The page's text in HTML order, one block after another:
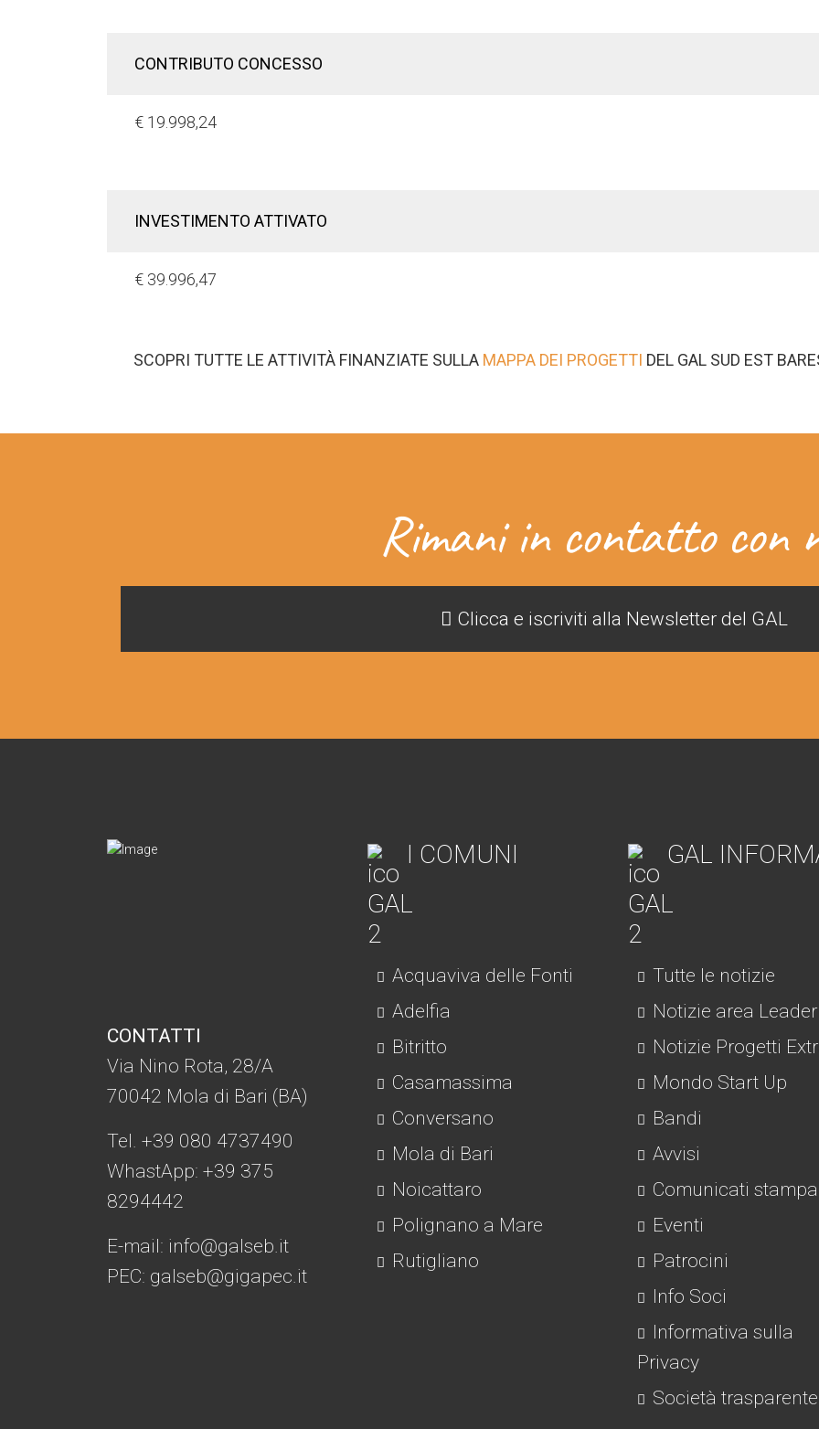
CONTRIBUTO CONCESSO
€ 19.998,24
INVESTIMENTO ATTIVATO
€ 39.996,47
SCOPRI TUTTE LE ATTIVITÀ FINANZIATE SULLA MAPPA DEI PROGETTI DEL GAL SUD EST
Rimani in contatto con
Clicca e iscriviti alla Newsletter del GAL
CONTATTI
Via Nino Rota, 28/A
70042 Mola di Bari (BA)
Tel. +39 080 4737490
WhastApp: +39 375
8294442
E-mail: info@galseb.it
PEC: galseb@gigapec.it
I COMUNI
Acquaviva delle Fonti
Adelfia
Bitritto
Casamassima
Conversano
Mola di Bari
Noicattaro
Polignano a Mare
Rutigliano
GAL
Tutte le notizie
Notizie area Leader
Notizie Progetti
Mondo Start Up
Bandi
Avvisi
Comunicati stampa
Eventi
Patrocini
Info Soci
Informativa sulla
Privacy
Società trasparente